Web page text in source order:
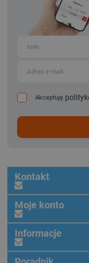
Akceptuję
Kontakt
Moje konto
Informacje